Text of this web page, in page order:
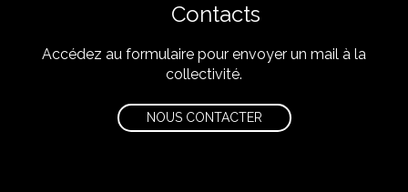
Contacts
Accédez au formulaire pour envoyer un mail à la
collectivité.
NOUS CONTACTER